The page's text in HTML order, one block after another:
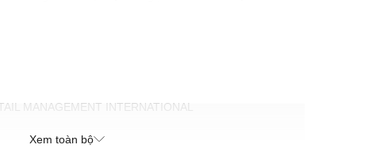
MANAGEMENT INTERNATIONAL
Xem toàn bộ